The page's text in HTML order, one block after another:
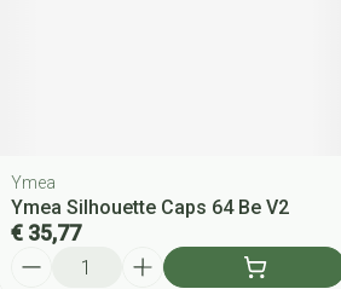
Ymea
Ymea Silhouette Caps 64 Be V2
€ 35,77